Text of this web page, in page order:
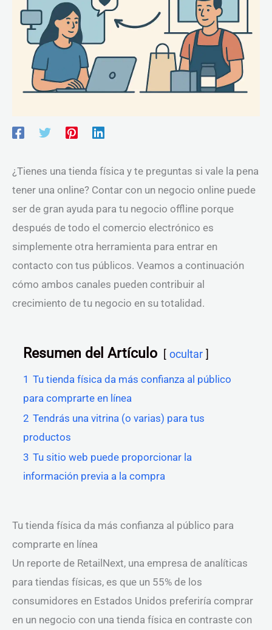
¿Tienes una tienda física y te preguntas si vale la pena
tener una online? Contar con un negocio online puede
ser de gran ayuda para tu negocio offline porque
después de todo el comercio electrónico es
simplemente otra herramienta para entrar en
contacto con tus públicos. Veamos a continuación
cómo ambos canales pueden contribuir al
crecimiento de tu negocio en su totalidad.
Resumen del Artículo ocultar
1 Tu tienda física da más confianza al público
para comprarte en línea
2 Tendrás una vitrina (o varias) para tus
productos
3 Tu sitio web puede proporcionar la
información previa a la compra
Tu tienda física da más confianza al público para
comprarte en línea
Un reporte de RetailNext, una empresa de analíticas
para tiendas físicas, es que un 55% de los
consumidores en Estados Unidos preferiría comprar
en un negocio con una tienda física en contraste con